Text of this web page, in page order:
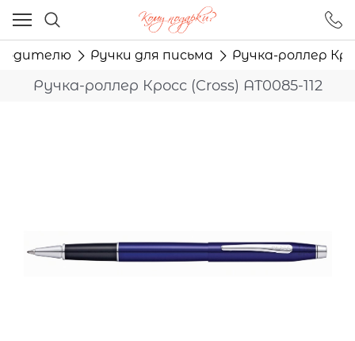
Ручки для письма Ручка-роллер
Ручка-роллер Кросс (Cross) AT0085-112
Ваш город - Москва,
угадали?
ДА НЕТ